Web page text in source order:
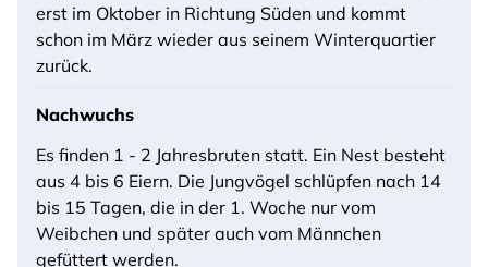
erst im Oktober in Richtung Süden und kommt
schon im März wieder aus seinem Winterquartier
zurück.
Nachwuchs
Es finden 1 - 2 Jahresbruten statt. Ein Nest besteht
aus 4 bis 6 Eiern. Die Jungvögel schlüpfen nach 14
bis 15 Tagen, die in der 1. Woche nur vom
Weibchen und später auch vom Männchen
gefüttert werden.